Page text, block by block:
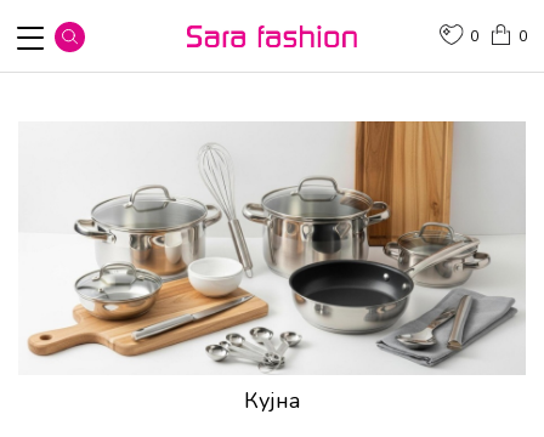
0
0
Кујна